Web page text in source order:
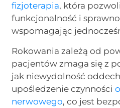
fizjoterapia, która
funkcjonalność i
wspomagając
Rokowania zależą od
pacjentów zmaga się z
jak niewydolność
upośledzenie czynności
nerwowego, co jest